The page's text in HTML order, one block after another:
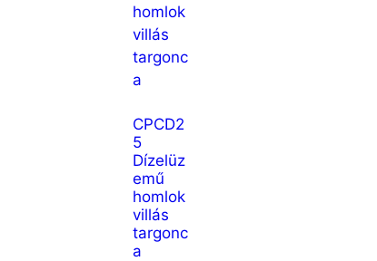
CPCD2
5
Dízelüz
emű
homlok
villás
targonc
a